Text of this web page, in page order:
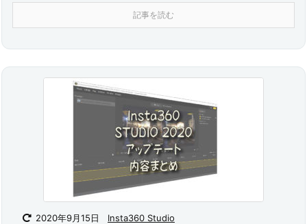
記事を読む
2020年9月15日 Insta360 Studio